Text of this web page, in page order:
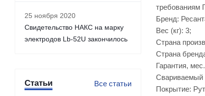
требованиям
Бренд:
Вес (кг): 3;
Страна
Страна
Гарантия,
Свариваемый
Покрытие:
25 ноября 2020
Свидетельство НАКС на марку
электродов Lb-52U закончилось
Статьи Все статьи